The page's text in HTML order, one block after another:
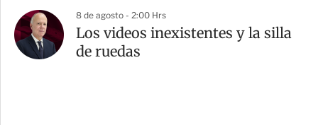
8 de agosto - 2:00 Hrs
Los videos inexistentes y la silla
de ruedas